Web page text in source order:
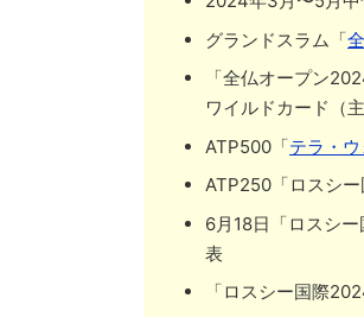
グランドスラム「
「全仏オープン
ワイルドカード（
ATP500「テラ・
ATP250「ロスシ
6月18日「ロスシ
表
「ロスシー国際